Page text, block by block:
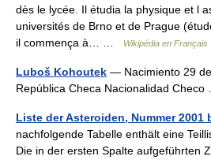
dès le lycée. Il étudia la physique et l
universités de Brno et de Prague
il commença à… …
Wikipédia en Français
Luboš Kohoutek — Nacimiento 29
República Checa Nacionalidad
Liste der Asteroiden, Nummer 2001
nachfolgende Tabelle enthält eine
Die in der ersten Spalte aufgeführten